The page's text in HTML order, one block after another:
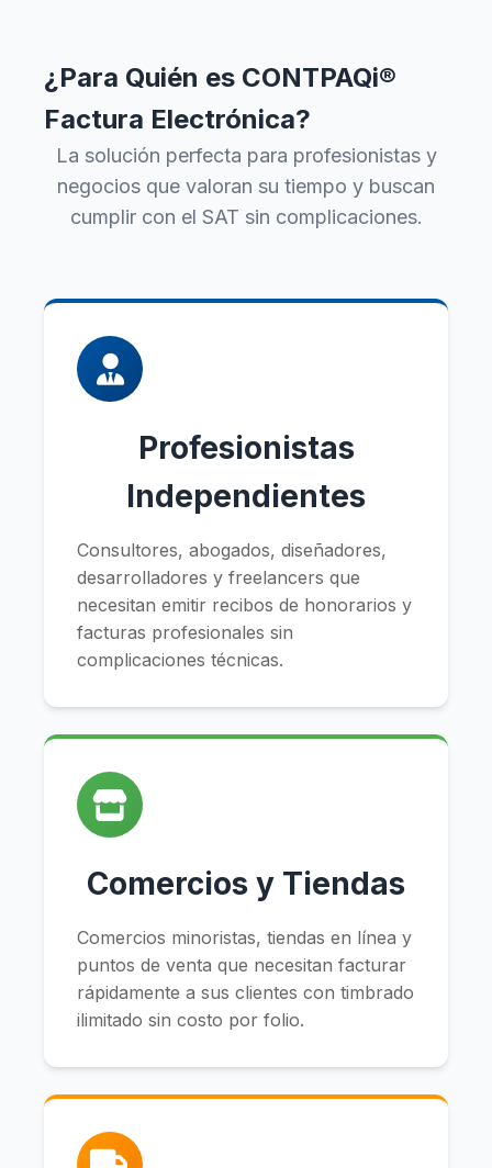
¿Para Quién es CONTPAQi®
Factura Electrónica?
La solución perfecta para profesionistas y
negocios que valoran su tiempo y buscan
cumplir con el SAT sin complicaciones.
Profesionistas
Independientes
Consultores, abogados, diseñadores,
desarrolladores y freelancers que
necesitan emitir recibos de honorarios y
facturas profesionales sin
complicaciones técnicas.
Comercios y Tiendas
Comercios minoristas, tiendas en línea y
puntos de venta que necesitan facturar
rápidamente a sus clientes con timbrado
ilimitado sin costo por folio.